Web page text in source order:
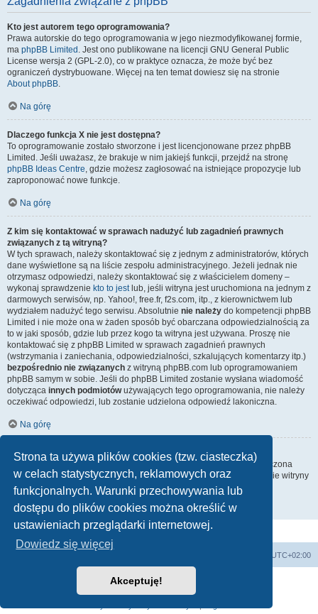
Strona ta używa plików cookies (tzw. ciasteczka)
w celach statystycznych, reklamowych oraz
funkcjonalnych. Warunki przechowywania lub
dostępu do plików cookies można określić w
ustawieniach przeglądarki internetowej.
Dowiedz się więcej
Akceptuję!
Kto jest autorem tego oprogramowania?
Prawa autorskie do tego oprogramowania w jego niezmodyfikowanej formie,
ma phpBB Limited . Jest ono publikowane na licencji GNU General Public
License wersja 2 (GPL-2.0), co w praktyce oznacza, że może być bez
ograniczeń dystrybuowane. Więcej na ten temat dowiesz się na stronie
About phpBB.
Na górę
Dlaczego funkcja X nie jest dostępna?
To oprogramowanie zostało stworzone i jest licencjonowane przez phpBB
Limited. Jeśli uważasz, że brakuje w nim jakiejś funkcji, przejdź na stronę
phpBB Ideas Centre, gdzie możesz zagłosować na istniejące propozycje lub
zaproponować nowe funkcje.
Na górę
Z kim się kontaktować w sprawach nadużyć lub zagadnień prawnych
związanych z tą witryną?
W tych sprawach, należy skontaktować się z jednym z administratorów, których
dane wyświetlone są na liście zespołu administracyjnego. Jeżeli jednak nie
otrzymasz odpowiedzi, należy skontaktować się z właścicielem domeny –
wykonaj sprawdzenie kto to jestlub, jeśli witryna jest uruchomiona na jednym z
darmowych serwisów, np. Yahoo!, free.fr, f2s.com, itp., z kierownictwem lub
wydziałem nadużyć tego serwisu. Absolutnie nie należy do kompetencji phpBB
Limited i nie może ona w żaden sposób być obarczana odpowiedzialnością za
to w jaki sposób, gdzie lub przez kogo ta witryna jest używana. Proszę nie
kontaktować się z phpBB Limited w sprawach zagadnień prawnych
(wstrzymania i zaniechania, odpowiedzialności, szkalujących komentarzy itp.)
bezpośrednio nie związanych z witryną phpBB.com lub oprogramowaniem
phpBB samym w sobie. Jeśli do phpBB Limited zostanie wysłana wiadomość
dotycząca innych podmiotówużywających tego oprogramowania, nie należy
oczekiwać odpowiedzi, lub zostanie udzielona odpowiedź lakoniczna.
Na górę
Jak nawiązać kontakt z administratorem witryny?
Wszyscy użytkownicy witryny mogą używać – jeśli funkcja ta jest włączona
przez administratora witryny – formularza „Kontakt z nami”. Członkowie witryny
mogą także używać odnośnika „Zespół administracyjny”.
Na górę
UTC+02:00
Technologię dostarczaphpBB® Forum Software © phpBB Limited
Polski pakiet językowy dostarcza